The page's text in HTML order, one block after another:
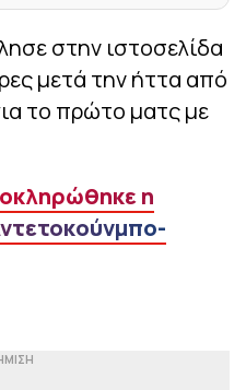
στην ιστοσελίδα
μετά την ήττα από
το πρώτο ματς με
η